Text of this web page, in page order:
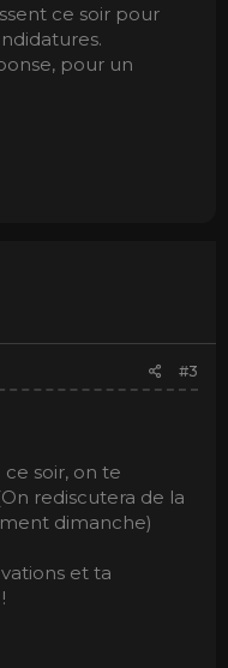
ce soir pour
pour un
#3
soir, on te
rediscutera de la
dimanche)
et ta